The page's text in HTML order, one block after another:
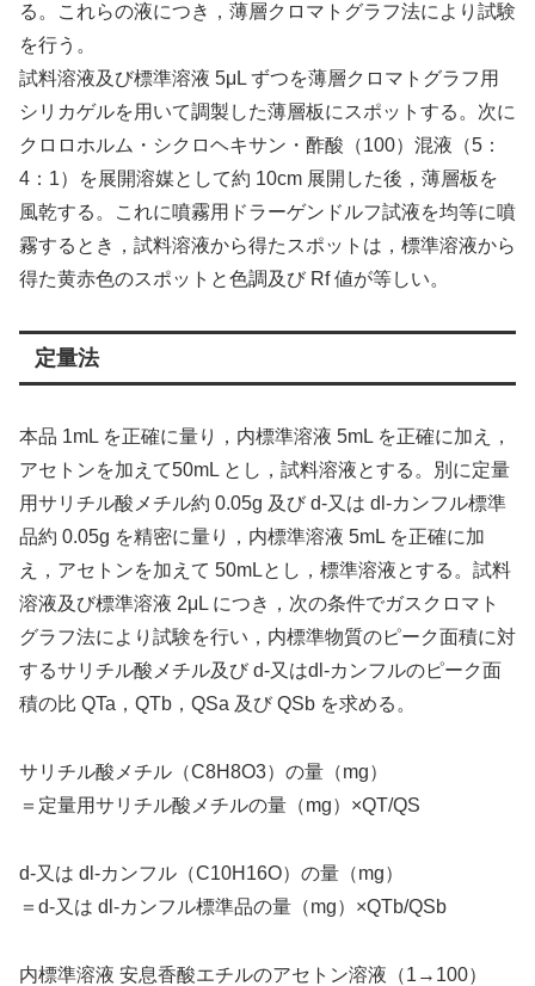
る。これらの液につき，薄層クロマトグラフ法により試験
を行う。
試料溶液及び標準溶液 5μL ずつを薄層クロマトグラフ用
シリカゲルを用いて調製した薄層板にスポットする。次に
クロロホルム・シクロヘキサン・酢酸（100）混液（5：
4：1）を展開溶媒として約 10cm 展開した後，薄層板を
風乾する。これに噴霧用ドラーゲンドルフ試液を均等に噴
霧するとき，試料溶液から得たスポットは，標準溶液から
得た黄赤色のスポットと色調及び Rf 値が等しい。
定量法
本品 1mL を正確に量り，内標準溶液 5mL を正確に加え，
アセトンを加えて50mL とし，試料溶液とする。別に定量
用サリチル酸メチル約 0.05g 及び d‐又は dl‐カンフル標準
品約 0.05g を精密に量り，内標準溶液 5mL を正確に加
え，アセトンを加えて 50mLとし，標準溶液とする。試料
溶液及び標準溶液 2μL につき，次の条件でガスクロマト
グラフ法により試験を行い，内標準物質のピーク面積に対
するサリチル酸メチル及び d‐又はdl‐カンフルのピーク面
積の比 QTa，QTb，QSa 及び QSb を求める。
サリチル酸メチル（C8H8O3）の量（mg）
＝定量用サリチル酸メチルの量（mg）×QT/QS
d‐又は dl‐カンフル（C10H16O）の量（mg）
＝d‐又は dl‐カンフル標準品の量（mg）×QTb/QSb
内標準溶液 安息香酸エチルのアセトン溶液（1→100）